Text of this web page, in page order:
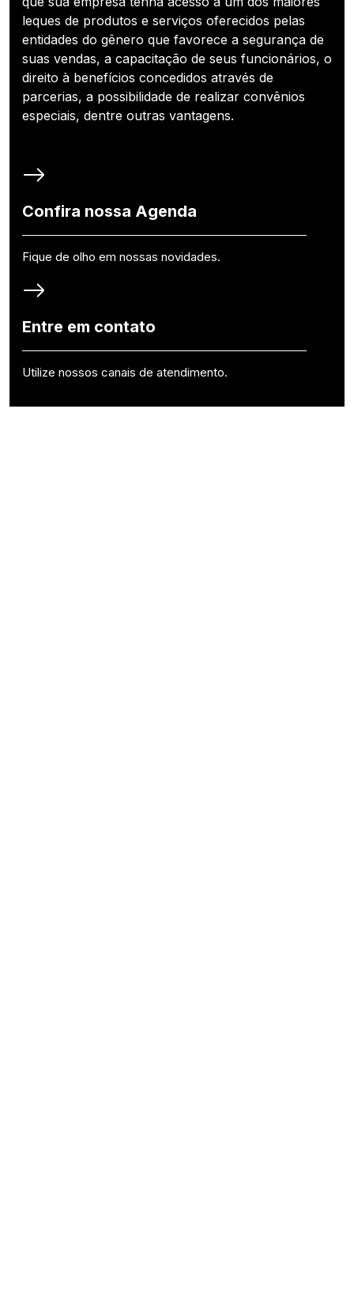
leques de produtos e serviços oferecidos pelas
entidades do gênero que favorece a segurança de
suas vendas, a capacitação de seus funcionários, o
direito à benefícios concedidos através de
parcerias, a possibilidade de realizar convênios
especiais, dentre outras vantagens.
Confira nossa Agenda
Fique de olho em nossas novidades.
Entre em contato
Utilize nossos canais de atendimento.